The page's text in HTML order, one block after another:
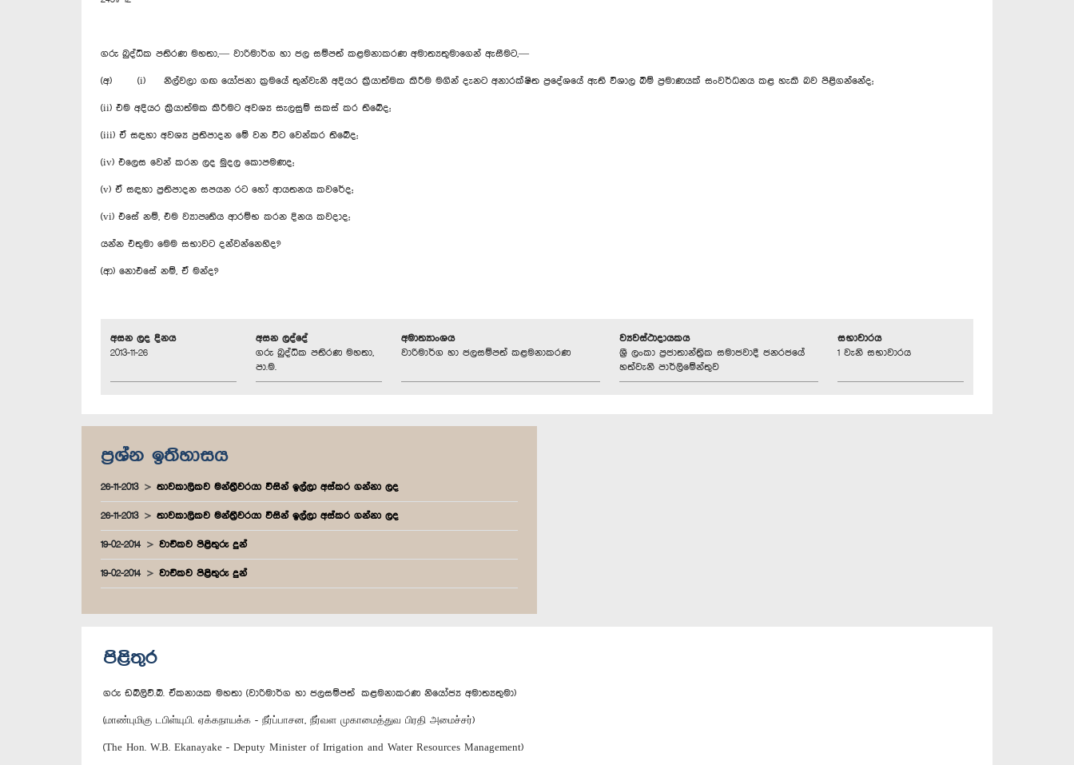
ගරු බුද්ධික පතිරණ මහතා,— වාරිමාර්ග හා ජල සම්පත් කළමනාකරණ අමාත්‍යතුමාගෙන් ඇසීමට,—
(අ) (i) නිල්වලා ගඟ යෝජනා ක්‍රමයේ තුන්වැනි අදියර ක්‍රියාත්මක කිරීම මගින් දැනට අනාරක්ෂිත ප්‍රදේශයේ ඇති විශාල බිම් ප්‍රමාණයක් සංවර්ධනය කළ හැකි බව පිළිගන්නේද;
(ii) එම අදියර ක්‍රියාත්මක කිරීමට අවශ්‍ය සැලසුම් සකස් කර තිබේද;
(iii) ඒ සඳහා අවශ්‍ය ප්‍රතිපාදන මේ වන විට වෙන්කර තිබේද;
(iv) එලෙස වෙන් කරන ලද මුදල කොපමණද;
(v) ඒ සඳහා ප්‍රතිපාදන සපයන රට හෝ ආයතනය කවරේද;
(vi) එසේ නම්, එම ව්‍යාපෘතිය ආරම්භ කරන දිනය කවදාද;
යන්න එතුමා මෙම සභාවට දන්වන්නෙහිද?
(ආ) නොඑසේ නම්, ඒ මන්ද?
අසන ලද දිනය
2013-11-26
අසන ලද්දේ
ගරු බුද්ධික පතිරණ මහතා,
පා.ම.
අමාත්‍යාංශය
වාරිමාර්ග හා ජලසම්පත් කළමනාකරණ
ව්‍යවස්ථාදායකය
ශ්‍රී ලංකා ප්‍රජාතාන්ත්‍රික සමාජවාදී ජනරජයේ
හත්වැනි පාර්ලිමේන්තුව
සභාවාරය
1 වැනි සභාවාරය
ප්‍රශ්න ඉතිහාසය
26-11-2013 තාවකාලිකව මන්ත්‍රීවරයා විසින් ඉල්ලා අස්කර ගන්නා ලද
26-11-2013 තාවකාලිකව මන්ත්‍රීවරයා විසින් ඉල්ලා අස්කර ගන්නා ලද
19-02-2014 වාචිකව පිළිතුරු දුන්
19-02-2014 වාචිකව පිළිතුරු දුන්
පිළිතුර
ගරු ඩබ්ලිව්.බී. ඒකනායක මහතා (වාරිමාර්ග හා ජලසම්පත් කළමනාකරණ නියෝජ්‍ය අමාත්‍යතුමා)
(மாண்புமிகு டபிள்யு.பி. ஏக்கநாயக்க - நீர்ப்பாசன, நீர்வள முகாமைத்துவ பிரதி அமைச்சர்)
(The Hon. W.B. Ekanayake - Deputy Minister of Irrigation and Water Resources Management)